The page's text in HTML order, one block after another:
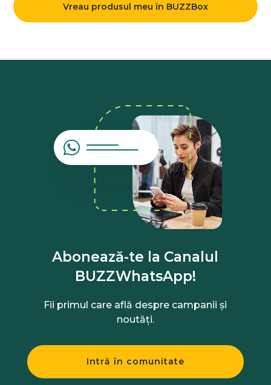
Vreau produsul meu în BUZZBox
Abonează-te la Canalul
BUZZWhatsApp!
Fii primul care află despre campanii și
noutăți.
Intră în comunitate